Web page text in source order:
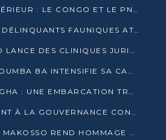
ENSEIGNEMENT SUPÉRIEUR : LE CONGO ET LE PNUD VEULENT RAPPROCHER LA FORMATION UNIVERSITAIRE DES BESOINS DU MARCHÉ DE L’EMPLOI
QUATRE PRÉSUMÉS DÉLINQUANTS FAUNIQUES ATTENDUS DEVANT LA JUSTICE POUR TRAFIC D’IVOIRE
JUSTICE : LE CONGO LANCE DES CLINIQUES JURIDIQUES POUR RAPPROCHER LE DROIT DES CITOYENS
FRANCOPHONIE : COUMBA BA INTENSIFIE SA CAMPAGNE POUR LA SUCCESSION À LA TÊTE DE L’OIF
DRAME SUR LA SANGHA : UNE EMBARCATION TRANSPORTANT DES FIDÈLES DE « NZAMBÉ YA L’HUILE » FAIT NAUFRAGE À OUESSO
DES JEUNES S’INITIENT À LA GOUVERNANCE CONTINENTALE À BRAZZAVILLE
ANATOLE COLLINET MAKOSSO REND HOMMAGE À JEAN-PAUL PIGASSE